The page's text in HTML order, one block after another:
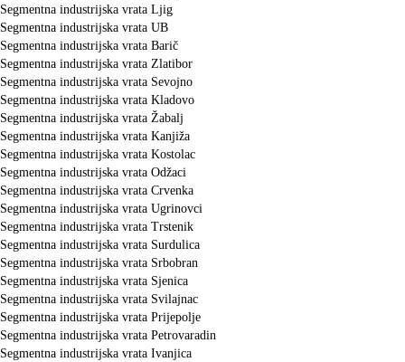
Segmentna industrijska vrata Ljig
Segmentna industrijska vrata UB
Segmentna industrijska vrata Barič
Segmentna industrijska vrata Zlatibor
Segmentna industrijska vrata Sevojno
Segmentna industrijska vrata Kladovo
Segmentna industrijska vrata Žabalj
Segmentna industrijska vrata Kanjiža
Segmentna industrijska vrata Kostolac
Segmentna industrijska vrata Odžaci
Segmentna industrijska vrata Crvenka
Segmentna industrijska vrata Ugrinovci
Segmentna industrijska vrata Trstenik
Segmentna industrijska vrata Surdulica
Segmentna industrijska vrata Srbobran
Segmentna industrijska vrata Sjenica
Segmentna industrijska vrata Svilajnac
Segmentna industrijska vrata Prijepolje
Segmentna industrijska vrata Petrovaradin
Segmentna industrijska vrata Ivanjica